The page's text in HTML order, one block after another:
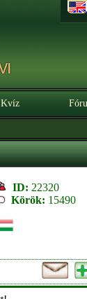
Kvíz
ID: 22320
Körök: 15490